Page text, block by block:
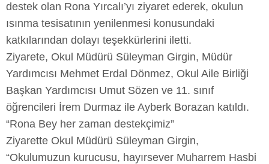
destek olan Rona Yırcalı’yı ziyaret ederek, okulun
ısınma tesisatının yenilenmesi konusundaki
katkılarından dolayı teşekkürlerini iletti.
Ziyarete, Okul Müdürü Süleyman Girgin, Müdür
Yardımcısı Mehmet Erdal Dönmez, Okul Aile Birliği
Başkan Yardımcısı Umut Sözen ve 11. sınıf
öğrencileri İrem Durmaz ile Ayberk Borazan katıldı.
“Rona Bey her zaman destekçimiz”
Ziyarette Okul Müdürü Süleyman Girgin,
“Okulumuzun kurucusu, hayırsever Muharrem Hasbi